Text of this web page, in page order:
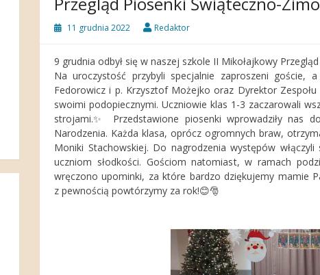
11 grudnia 2022 Redaktor
9 grudnia odbył się w naszej szkole II Mikołajkowy
Na uroczystość przybyli specjalnie zaproszeni goście,
Fedorowicz i p. Krzysztof Możejko oraz Dyrektor
swoimi podopiecznymi. Uczniowie klas 1-3 zaczarowali
strojami.✨️ Przedstawione piosenki wprowadziły nas
Narodzenia. Każda klasa, oprócz ogromnych braw,
Moniki Stachowskiej. Do nagrodzenia występów
uczniom słodkości. Gościom natomiast, w ramach
wręczono upominki, za które bardzo dziękujemy mamie
z pewnością powtórzymy za rok!😊🎅